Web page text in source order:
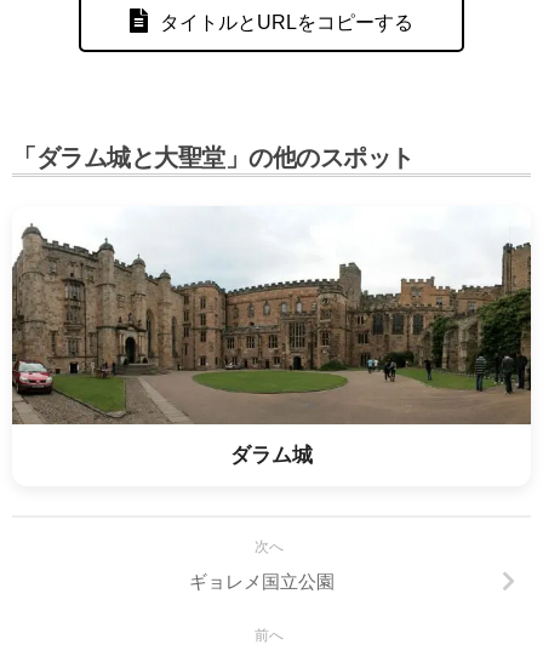
タイトルとURLをコピーする
「ダラム城と大聖堂」の他のスポット
ダラム城
次へ
ギョレメ国立公園
前へ